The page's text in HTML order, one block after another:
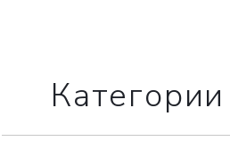
Категории